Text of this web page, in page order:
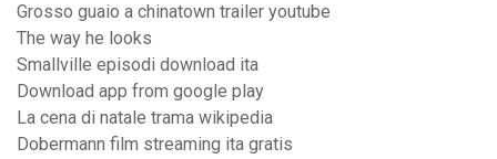
Grosso guaio a chinatown trailer youtube
The way he looks
Smallville episodi download ita
Download app from google play
La cena di natale trama wikipedia
Dobermann film streaming ita gratis